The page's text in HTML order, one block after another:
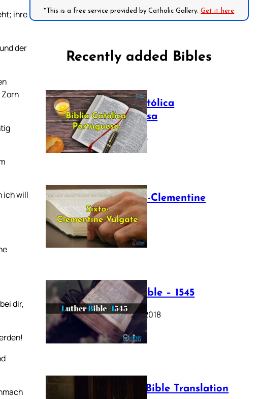
ihre
der
Zorn
ich will
dir,
*This is a free service provided by Catholic Gallery.Get it here
Recently added Bibles
Bíblia Católica
Portuguesa
July 16, 2025
The Sixto-Clementine
Vulgate
July 12, 2025
Luther Bible – 1545
October 17, 2018
Webster Bible Translation